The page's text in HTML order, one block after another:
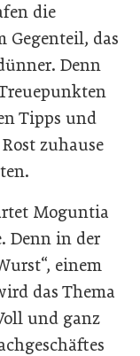
die
Gegenteil, das
Denn
Tipps und
zuhause
Moguntia
Denn in der
einem
das Thema
und ganz